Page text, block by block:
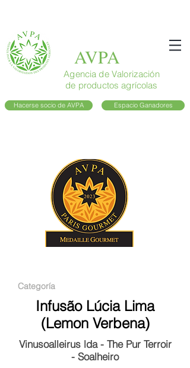
AVPA
Agencia de Valorización
de productos agrícolas
Hacerse socio de AVPA Espacio Ganadores
Categoría
Infusão Lúcia Lima
(Lemon Verbena)
Vinusoalleirus lda - The Pur Terroir
- Soalheiro